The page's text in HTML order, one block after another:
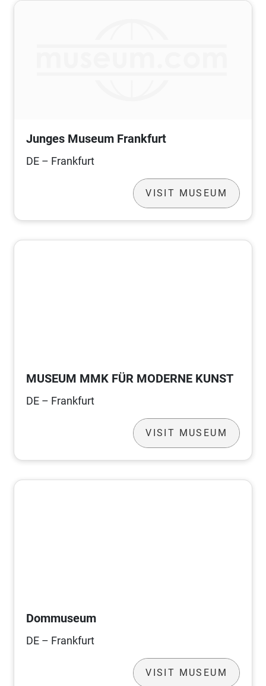
Junges Museum Frankfurt
DE – Frankfurt
VISIT MUSEUM
MUSEUM MMK FÜR MODERNE KUNST
DE – Frankfurt
VISIT MUSEUM
Dommuseum
DE – Frankfurt
VISIT MUSEUM